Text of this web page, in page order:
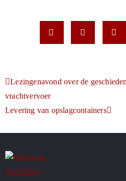
Lezingenavond over de
vrachtvervoer
Levering van opslagcontainers